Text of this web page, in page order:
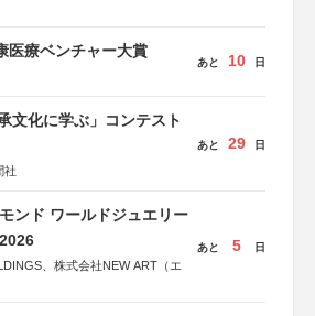
医療ベンチャー大賞
あと 10 日
文化に学ぶ」コンテスト
社
あと 29 日
ンド ワールドジュエリー
、株式会社NEW ART（エ
あと 5 日